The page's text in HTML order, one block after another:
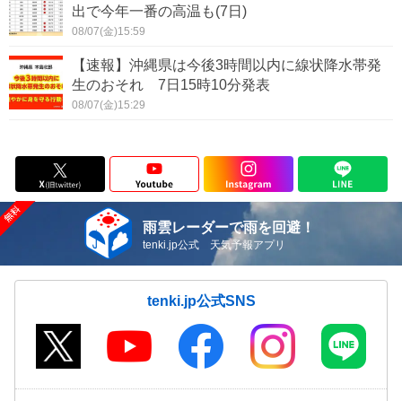
出で今年一番の高温も(7日)
08/07(金)15:59
【速報】沖縄県は今後3時間以内に線状降水帯発
生のおそれ 7日15時10分発表
08/07(金)15:29
雨雲レーダーで雨を回避！
tenki.jp公式 天気予報アプリ
tenki.jp公式SNS